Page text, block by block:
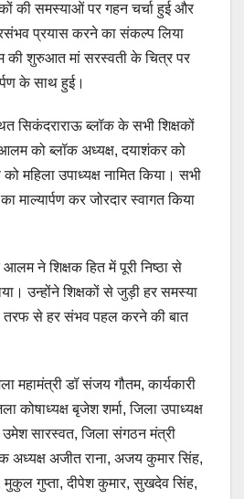
की समस्याओं पर गहन चर्चा हुई और
प्रयास करने का संकल्प लिया
की शुरुआत मां सरस्वती के चित्र पर
के साथ हुई।
सिकंदराराऊ ब्लॉक के सभी शिक्षकों
को ब्लॉक अध्यक्ष, दयाशंकर को
महिला उपाध्यक्ष नामित किया। सभी
माल्यार्पण कर जोरदार स्वागत किया
ने शिक्षक हित में पूरी निष्ठा से
उन्होंने शिक्षकों से जुड़ी हर समस्या
तरफ से हर संभव पहल करने की बात
डॉ संजय गौतम, कार्यकारी
कोषाध्यक्ष बृजेश शर्मा, जिला उपाध्यक्ष
उमेश सारस्वत, जिला संगठन मंत्री
अध्यक्ष अजीत राना, अजय कुमार सिंह,
गुप्ता, दीपेश कुमार, सुखदेव सिंह,